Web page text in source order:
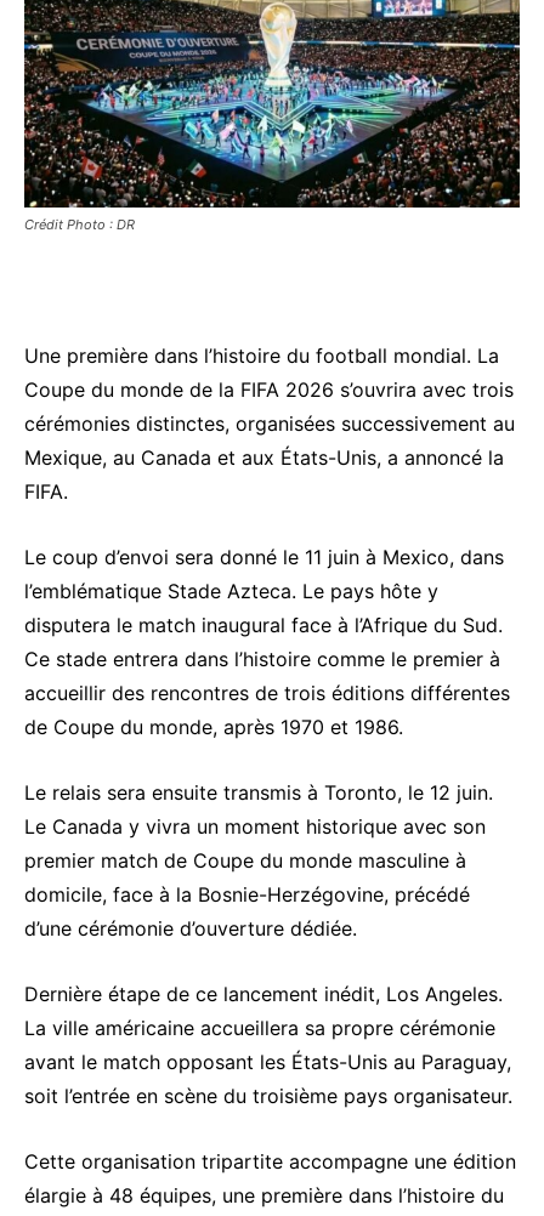
Crédit Photo : DR
Une première dans l’histoire du football mondial. La
Coupe du monde de la FIFA 2026 s’ouvrira avec trois
cérémonies distinctes, organisées successivement au
Mexique, au Canada et aux États-Unis, a annoncé la
FIFA.
Le coup d’envoi sera donné le 11 juin à Mexico, dans
l’emblématique Stade Azteca. Le pays hôte y
disputera le match inaugural face à l’Afrique du Sud.
Ce stade entrera dans l’histoire comme le premier à
accueillir des rencontres de trois éditions différentes
de Coupe du monde, après 1970 et 1986.
Le relais sera ensuite transmis à Toronto, le 12 juin.
Le Canada y vivra un moment historique avec son
premier match de Coupe du monde masculine à
domicile, face à la Bosnie-Herzégovine, précédé
d’une cérémonie d’ouverture dédiée.
Dernière étape de ce lancement inédit, Los Angeles.
La ville américaine accueillera sa propre cérémonie
avant le match opposant les États-Unis au Paraguay,
soit l’entrée en scène du troisième pays organisateur.
Cette organisation tripartite accompagne une édition
élargie à 48 équipes, une première dans l’histoire du